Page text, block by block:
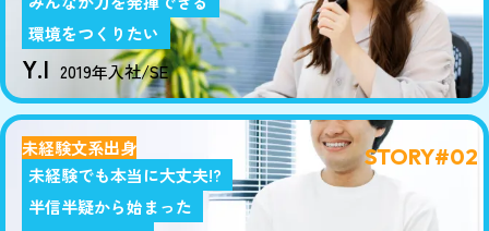
環境をつくりたい
Y.I 2019年入社/SE
STORY#02
未経験文系出身
未経験でも本当に大丈夫!?
半信半疑から始まった